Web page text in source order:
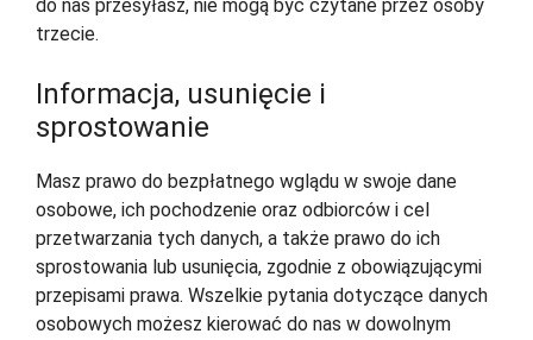
do nas przesyłasz, nie mogą być czytane przez osoby
trzecie.
Informacja, usunięcie i
sprostowanie
Masz prawo do bezpłatnego wglądu w swoje dane
osobowe, ich pochodzenie oraz odbiorców i cel
przetwarzania tych danych, a także prawo do ich
sprostowania lub usunięcia, zgodnie z obowiązującymi
przepisami prawa. Wszelkie pytania dotyczące danych
osobowych możesz kierować do nas w dowolnym